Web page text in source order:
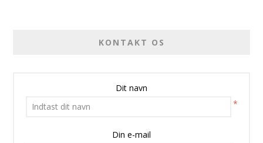
KONTAKT OS
Dit navn
*
Din e-mail